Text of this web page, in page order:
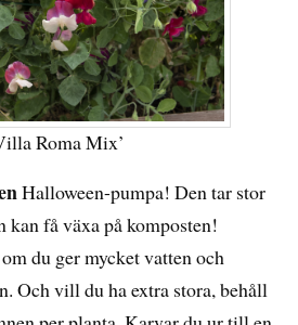
Roma Mix’
Halloween-pumpa! Den tar stor
kan få växa på komposten!
du ger mycket vatten och
Och vill du ha extra stora, behåll